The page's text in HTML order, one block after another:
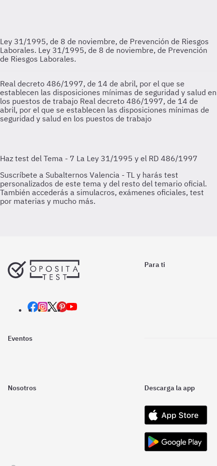
Ley 31/1995, de 8 de noviembre, de Prevención de Riesgos
Laborales. Ley 31/1995, de 8 de noviembre, de Prevención
de Riesgos Laborales.
Real decreto 486/1997, de 14 de abril, por el que se
establecen las disposiciones mínimas de seguridad y salud en
los puestos de trabajo Real decreto 486/1997, de 14 de
abril, por el que se establecen las disposiciones mínimas de
seguridad y salud en los puestos de trabajo
Para ti
Eventos
Nosotros Descarga la app